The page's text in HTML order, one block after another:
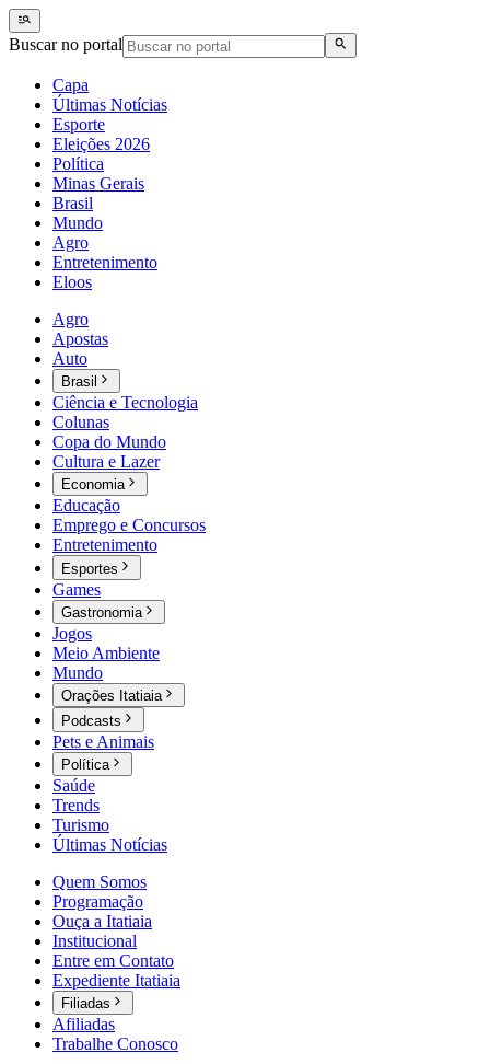
Buscar no portal
Capa
Últimas Notícias
Esporte
Eleições 2026
Política
Minas Gerais
Brasil
Mundo
Agro
Entretenimento
Eloos
Agro
Apostas
Auto
Brasil
Ciência e Tecnologia
Colunas
Copa do Mundo
Cultura e Lazer
Economia
Educação
Emprego e Concursos
Entretenimento
Esportes
Games
Gastronomia
Jogos
Meio Ambiente
Mundo
Orações Itatiaia
Podcasts
Pets e Animais
Política
Saúde
Trends
Turismo
Últimas Notícias
Quem Somos
Programação
Ouça a Itatiaia
Institucional
Entre em Contato
Expediente Itatiaia
Filiadas
Afiliadas
Trabalhe Conosco